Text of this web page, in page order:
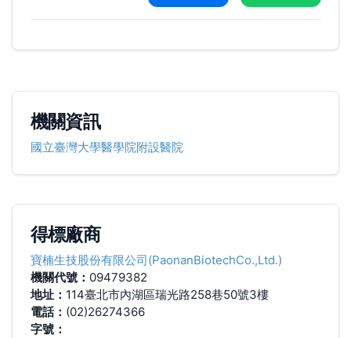
機關資訊
國立臺灣大學醫學院附設醫院
得標廠商
寶楠生技股份有限公司(PaonanBiotechCo.,Ltd.)
機關代號： 09479382
地址： 114臺北市內湖區瑞光路258巷50號3樓
電話： (02)26274366
字號：